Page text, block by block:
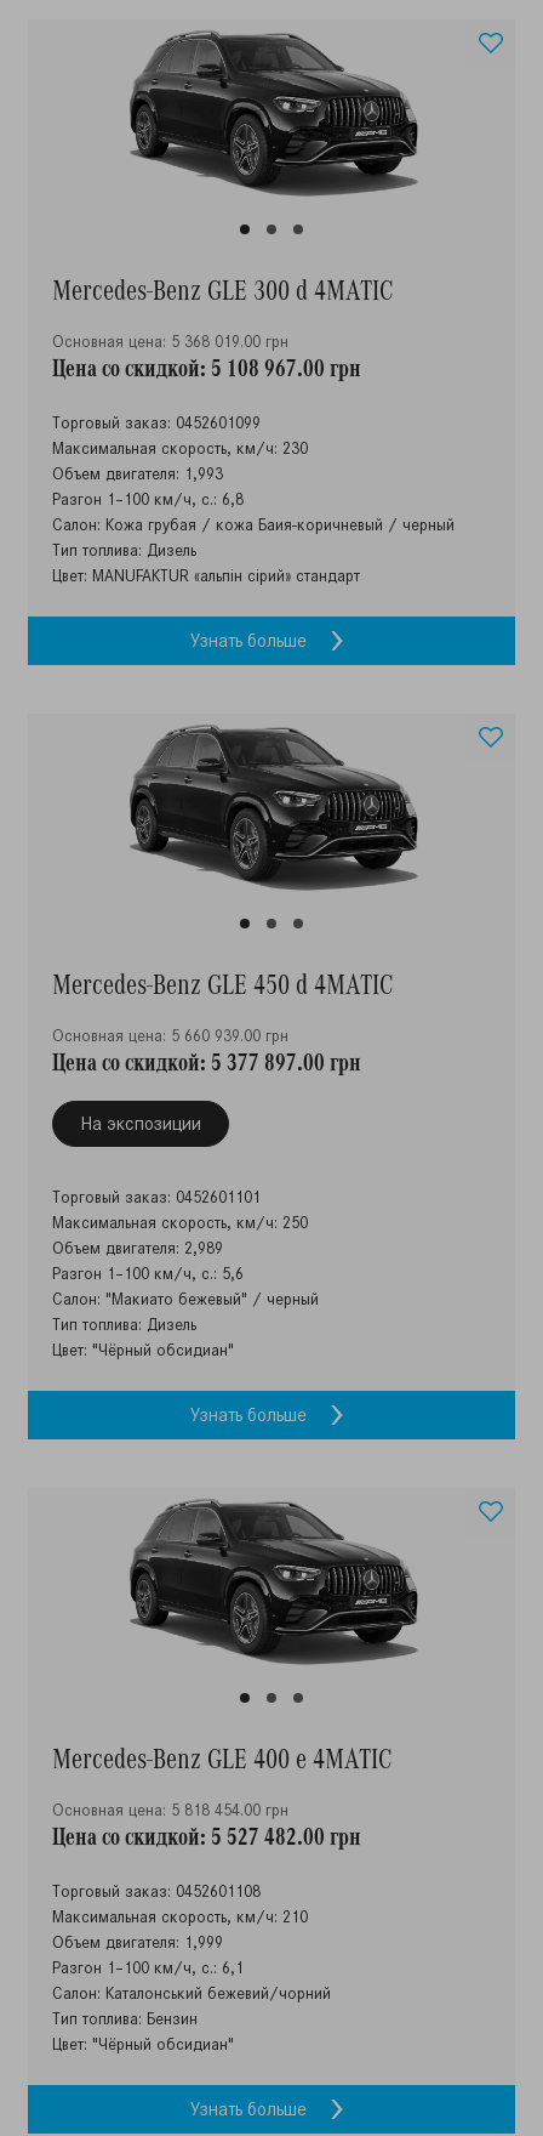
Mercedes-Benz GLE 300 d 4MATIC
Основная цена: 5 368 019.00 грн
Цена со скидкой: 5 108 967.00 грн
Торговый заказ: 0452601099
Максимальная скорость, км/ч: 230
Объем двигателя: 1,993
Разгон 1–100 км/ч, с.: 6,8
Салон: Кожа грубая / кожа Баия-коричневый / черный
Тип топлива: Дизель
Цвет: MANUFAKTUR «альпін сірий» стандарт
Узнать больше
Mercedes-Benz GLE 450 d 4MATIC
Основная цена: 5 660 939.00 грн
Цена со скидкой: 5 377 897.00 грн
На экспозиции
Торговый заказ: 0452601101
Максимальная скорость, км/ч: 250
Объем двигателя: 2,989
Разгон 1–100 км/ч, с.: 5,6
Салон: "Макиато бежевый" / черный
Тип топлива: Дизель
Цвет: "Чёрный обсидиан"
Узнать больше
Mercedes-Benz GLE 400 e 4MATIC
Основная цена: 5 818 454.00 грн
Цена со скидкой: 5 527 482.00 грн
Торговый заказ: 0452601108
Максимальная скорость, км/ч: 210
Объем двигателя: 1,999
Разгон 1–100 км/ч, с.: 6,1
Салон: Каталонський бежевий/чорний
Тип топлива: Бензин
Цвет: "Чёрный обсидиан"
Узнать больше